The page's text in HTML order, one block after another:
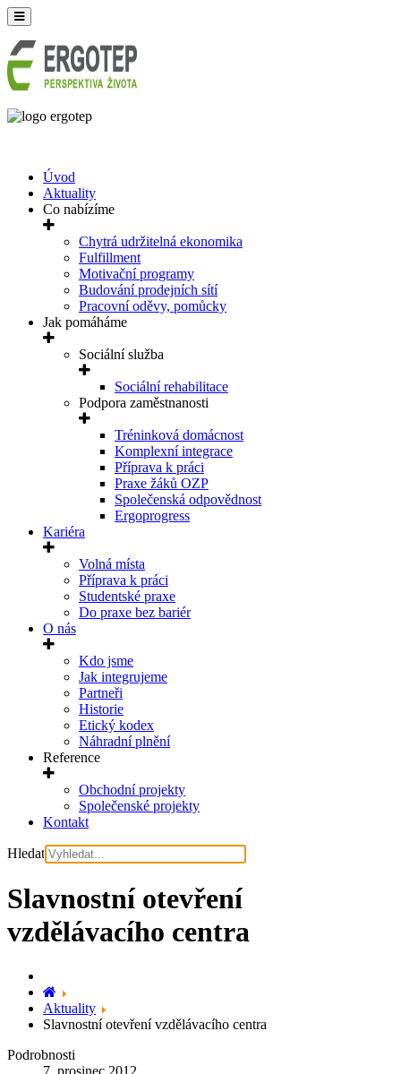
Úvod
Aktuality
Co nabízíme
Chytrá udržitelná ekonomika
Fulfillment
Motivační programy
Budování prodejních sítí
Pracovní oděvy, pomůcky
Jak pomáháme
Sociální služba
Sociální rehabilitace
Podpora zaměstnanosti
Tréninková domácnost
Komplexní integrace
Příprava k práci
Praxe žáků OZP
Společenská odpovědnost
Ergoprogress
Kariéra
Volná místa
Příprava k práci
Studentské praxe
Do praxe bez bariér
O nás
Kdo jsme
Jak integrujeme
Partneři
Historie
Etický kodex
Náhradní plnění
Reference
Obchodní projekty
Společenské projekty
Kontakt
Hledat
Slavnostní otevření
vzdělávacího centra
Aktuality
Slavnostní otevření vzdělávacího centra
Podrobnosti
7. prosinec 2012